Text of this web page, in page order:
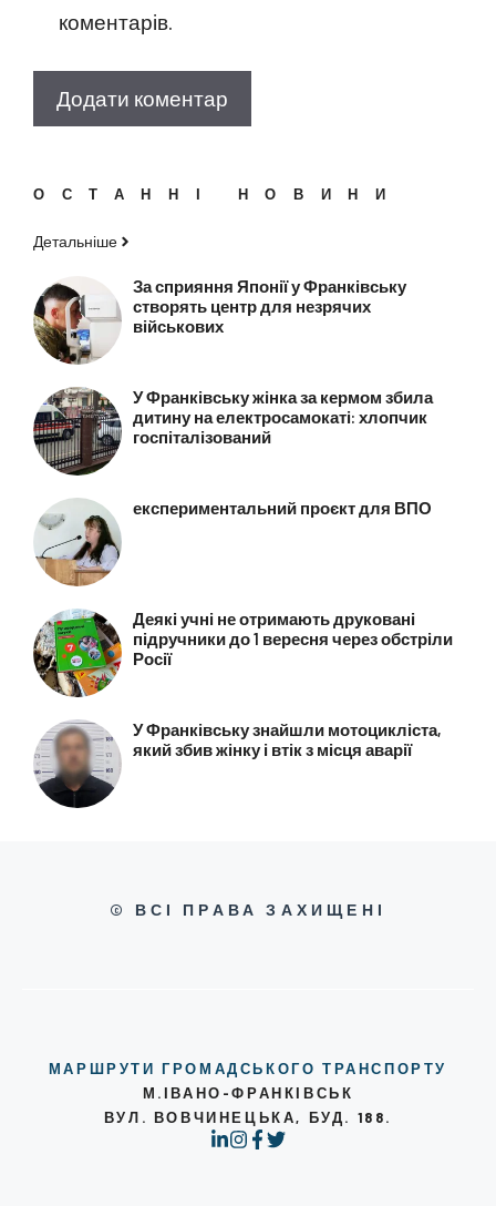
коментарів.
ОСТАННІ НОВИНИ
Детальніше
За сприяння Японії у Франківську
створять центр для незрячих
військових
У Франківську жінка за кермом збила
дитину на електросамокаті: хлопчик
госпіталізований
експериментальний проєкт для ВПО
Деякі учні не отримають друковані
підручники до 1 вересня через обстріли
Росії
У Франківську знайшли мотоцикліста,
який збив жінку і втік з місця аварії
© ВСІ ПРАВА ЗАХИЩЕНІ
МАРШРУТИ ГРОМАДСЬКОГО ТРАНСПОРТУ
М.ІВАНО-ФРАНКІВСЬК
ВУЛ. ВОВЧИНЕЦЬКА, БУД. 188.